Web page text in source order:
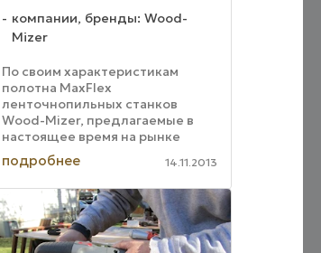
компании, бренды: Wood-
Mizer
По своим характеристикам
полотна MaxFlex
ленточнопильных станков
Wood-Mizer, предлагаемые в
настоящее время на рынке
компанией Wood-Mizer,
превосходят уже прекрасно
зарекомендовавшие себя
полотна DoubleHard. Как
известно, Wood-Mizer
выпускает три ...
подробнее 14.11.2013